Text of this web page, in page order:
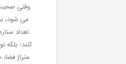
وقتی
می شود،
تعداد
کنند؛ بلکه
متراژ فضا،